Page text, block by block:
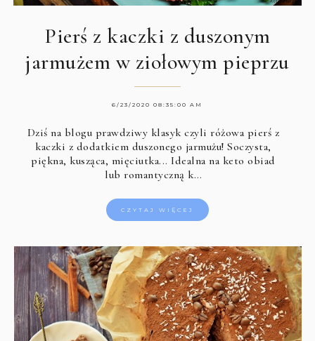
Pierś z kaczki z duszonym
jarmużem w ziołowym pieprzu
6/23/2020 08:35:00 AM
Dziś na blogu prawdziwy klasyk czyli różowa pierś z
kaczki z dodatkiem duszonego jarmużu! Soczysta,
piękna, kusząca, mięciutka... Idealna na keto obiad
lub romantyczną k…
CZYTAJ WIĘCEJ